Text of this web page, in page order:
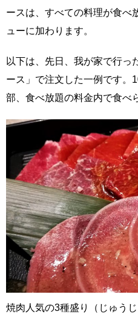
ースは、すべての料理が食べ
ューに加わります。
以下は、先日、我が家で行っ
ース」で注文した一例です。
部、食べ放題の料金内で食べ
焼肉人気の3種盛り（じゅう